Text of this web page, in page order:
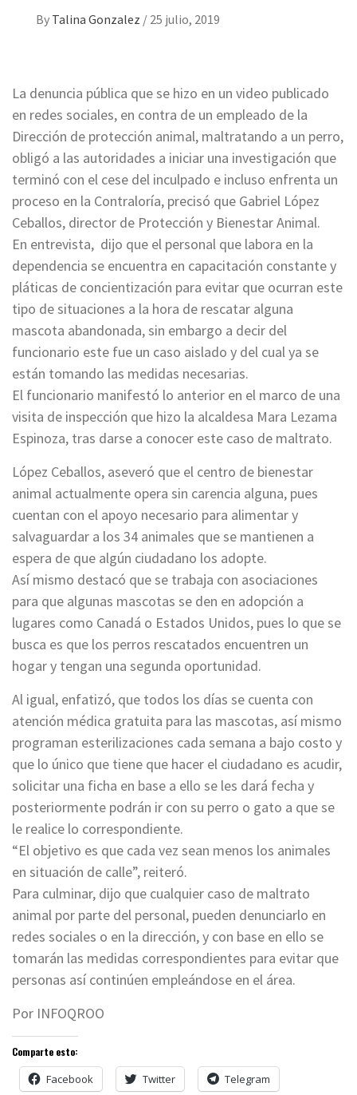
By Talina Gonzalez / 25 julio, 2019
La denuncia pública que se hizo en un video publicado
en redes sociales, en contra de un empleado de la
Dirección de protección animal, maltratando a un perro,
obligó a las autoridades a iniciar una investigación que
terminó con el cese del inculpado e incluso enfrenta un
proceso en la Contraloría, precisó que Gabriel López
Ceballos, director de Protección y Bienestar Animal.
En entrevista, dijo que el personal que labora en la
dependencia se encuentra en capacitación constante y
pláticas de concientización para evitar que ocurran este
tipo de situaciones a la hora de rescatar alguna
mascota abandonada, sin embargo a decir del
funcionario este fue un caso aislado y del cual ya se
están tomando las medidas necesarias.
El funcionario manifestó lo anterior en el marco de una
visita de inspección que hizo la alcaldesa Mara Lezama
Espinoza, tras darse a conocer este caso de maltrato.
López Ceballos, aseveró que el centro de bienestar
animal actualmente opera sin carencia alguna, pues
cuentan con el apoyo necesario para alimentar y
salvaguardar a los 34 animales que se mantienen a
espera de que algún ciudadano los adopte.
Así mismo destacó que se trabaja con asociaciones
para que algunas mascotas se den en adopción a
lugares como Canadá o Estados Unidos, pues lo que se
busca es que los perros rescatados encuentren un
hogar y tengan una segunda oportunidad.
Al igual, enfatizó, que todos los días se cuenta con
atención médica gratuita para las mascotas, así mismo
programan esterilizaciones cada semana a bajo costo y
que lo único que tiene que hacer el ciudadano es acudir,
solicitar una ficha en base a ello se les dará fecha y
posteriormente podrán ir con su perro o gato a que se
le realice lo correspondiente.
“El objetivo es que cada vez sean menos los animales
en situación de calle”, reiteró.
Para culminar, dijo que cualquier caso de maltrato
animal por parte del personal, pueden denunciarlo en
redes sociales o en la dirección, y con base en ello se
tomarán las medidas correspondientes para evitar que
personas así continúen empleándose en el área.
Por INFOQROO
Comparte esto:
Facebook Twitter Telegram